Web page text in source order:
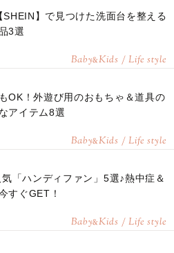
SHEIN】で見つけた洗面台を整える
3選
Baby&Kids / Life style
OK！外遊び用のおもちゃ＆道具の
アイテム8選
Baby&Kids / Life style
「ハンディファン」5選♪熱中症＆
すぐGET！
Baby&Kids / Life style